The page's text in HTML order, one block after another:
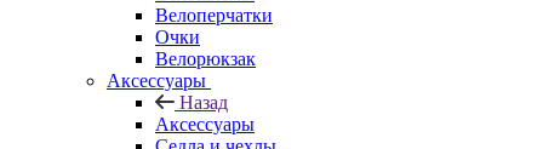
Велоперчатки
Очки
Велорюкзак
Аксессуары
Назад
Аксессуары